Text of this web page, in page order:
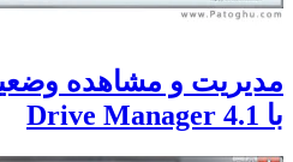
و مشاهده وضعیت